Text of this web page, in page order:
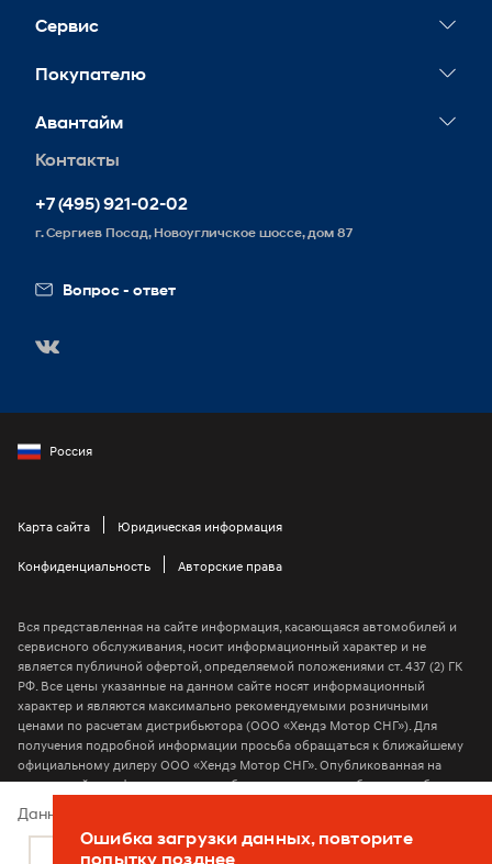
Ошибка загрузки данных, повторите
попытку позднее
Новости
Сервис
Сервисные акции
Покупателю
Конфигуратор
Авантайм
Контакты
Реквизиты
Схема проезда
Контакты
+7 (495) 921-02-02
г. Сергиев Посад, Новоугличское шоссе, дом 87
Вопрос - ответ
Россия
Карта сайта Юридическая информация
Конфиденциальность Авторские права
Вся представленная на сайте информация, касающаяся автомобилей и
сервисного обслуживания, носит информационный характер и не
является публичной офертой, определяемой положениями ст. 437 (2) ГК
РФ. Все цены указанные на данном сайте носят информационный
характер и являются максимально рекомендуемыми розничными
ценами по расчетам дистрибьютора (ООО «Хендэ Мотор СНГ»). Для
получения подробной информации просьба обращаться к ближайшему
официальному дилеру ООО «Хендэ Мотор СНГ». Опубликованная на
данном сайте информация может быть изменена в любое время без
предварительного уведомления
2026 © ООО “Хендэ Мотор СНГ”
Данный веб-сайт использует cookie-файлы
Подробнее